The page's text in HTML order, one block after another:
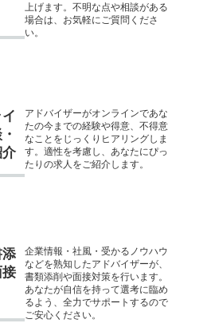
上げます。不明な点や相談がある
場合は、お気軽にご質問くださ
い。
アドバイザーがオンラインであな
たの今までの経験や得意、不得意
なことをじっくりヒアリングしま
す。適性を考慮し、あなたにぴっ
たりの求人をご紹介します。
添
企業情報・社風・受かるノウハウ
などを熟知したアドバイザーが、
書類添削や面接対策を行います。
あなたが自信を持って選考に臨め
るよう、全力でサポートするので
ご安心ください。